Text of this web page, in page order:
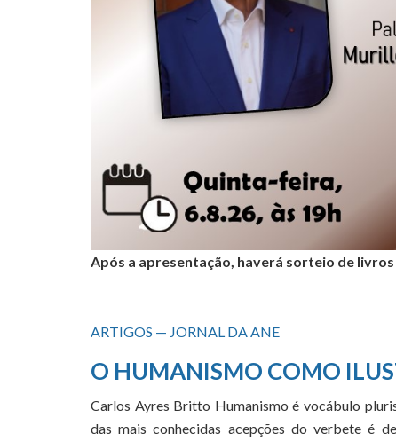
Após a apresentação, haverá sorteio de
ARTIGOS — JORNAL DA ANE
O HUMANISMO COMO
Carlos Ayres Britto Humanismo é vocábulo
das mais conhecidas acepções do verbete é